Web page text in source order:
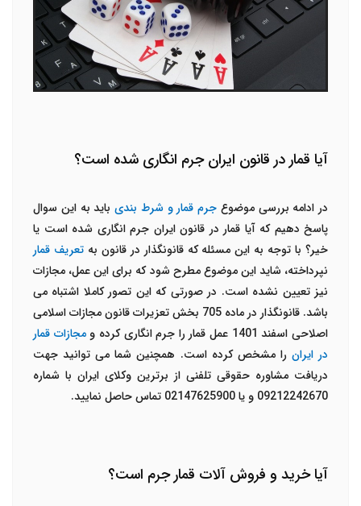
آیا قمار در قانون ایران جرم انگاری شده است؟
در ادامه بررسی موضوع جرم قمار و شرط بندی باید به این سوال
پاسخ دهیم که آیا قمار در قانون ایران جرم انگاری شده است یا
خیر؟ با توجه به این مسئله که قانونگذار در قانون بهتعریف قمار
نپرداخته، شاید این موضوع مطرح شود که برای این عمل، مجازات
نیز تعیین نشده است. در صورتی که این تصور کاملا اشتباه می
باشد. قانونگذار در ماده 705 بخش تعزیرات قانون مجازات اسلامی
اصلاحی اسفند 1401 عمل قمار را جرم انگاری کرده و
مجازات قمار
در ایران را مشخص کرده است. همچنین شما می توانید جهت
دریافت مشاوره حقوقی تلفنی از برترین وکلای ایران با شماره
09212242670 و یا 02147625900 تماس حاصل نمایید.
آیا خرید و فروش آلات قمار جرم است؟